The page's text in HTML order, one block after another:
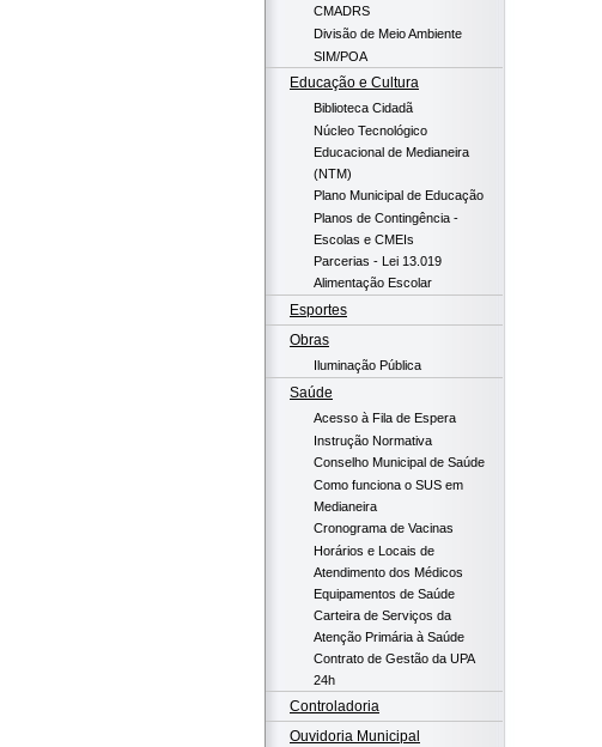
CMADRS
Divisão de Meio Ambiente
SIM/POA
Educação e Cultura
Biblioteca Cidadã
Núcleo Tecnológico
Educacional de Medianeira
(NTM)
Plano Municipal de Educação
Planos de Contingência -
Escolas e CMEIs
Parcerias - Lei 13.019
Alimentação Escolar
Esportes
Obras
Iluminação Pública
Saúde
Acesso à Fila de Espera
Instrução Normativa
Conselho Municipal de Saúde
Como funciona o SUS em
Medianeira
Cronograma de Vacinas
Horários e Locais de
Atendimento dos Médicos
Equipamentos de Saúde
Carteira de Serviços da
Atenção Primária à Saúde
Contrato de Gestão da UPA
24h
Controladoria
Ouvidoria Municipal